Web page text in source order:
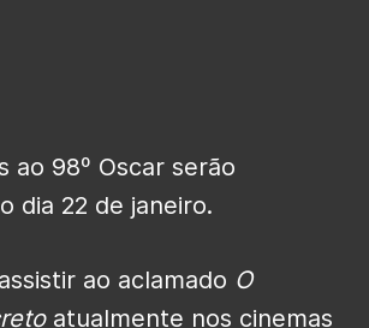
ao 98º Oscar serão
dia 22 de janeiro.
ao aclamado O
atualmente nos cinemas